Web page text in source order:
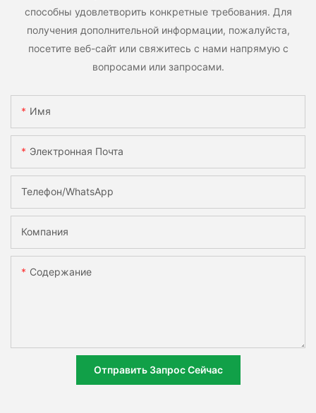
способны удовлетворить конкретные требования. Для
получения дополнительной информации, пожалуйста,
посетите веб-сайт или свяжитесь с нами напрямую с
вопросами или запросами.
Имя
Электронная Почта
Телефон/WhatsApp
Компания
Содержание
Отправить Запрос Сейчас